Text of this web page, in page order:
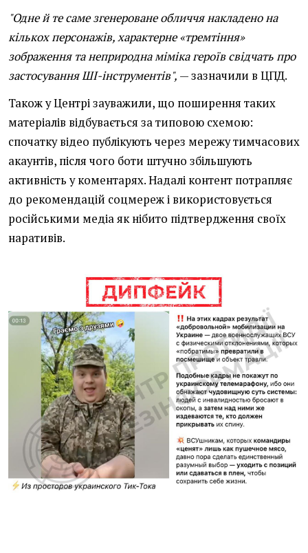
"Одне й те саме згенероване обличчя накладено на
кількох персонажів, характерне «тремтіння»
зображення та неприродна міміка героїв свідчать про
застосування ШІ-інструментів", — зазначили в ЦПД.
Також у Центрі зауважили, що поширення таких
матеріалів відбувається за типовою схемою:
спочатку відео публікують через мережу тимчасових
акаунтів, після чого боти штучно збільшують
активність у коментарях. Надалі контент потрапляє
до рекомендацій соцмереж і використовується
російськими медіа як нібито підтвердження своїх
наративів.